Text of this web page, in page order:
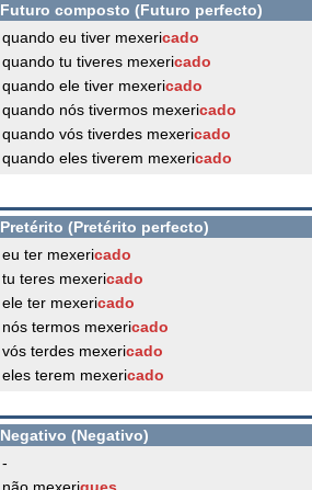
Futuro composto (Futuro perfecto)
quando eu tiver mexericado
quando tu tiveres mexericado
quando ele tiver mexericado
quando nós tivermos mexericado
quando vós tiverdes mexericado
quando eles tiverem mexericado
Pretérito (Pretérito perfecto)
eu ter mexericado
tu teres mexericado
ele ter mexericado
nós termos mexericado
vós terdes mexericado
eles terem mexericado
Negativo (Negativo)
-